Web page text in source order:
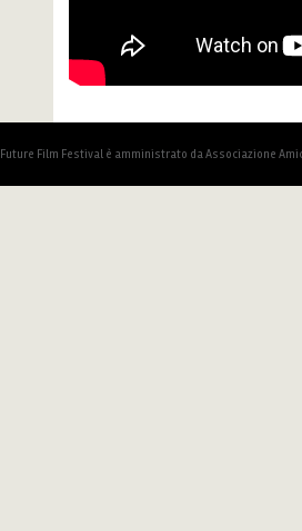
Future Film Festival è amministrato da Associazione